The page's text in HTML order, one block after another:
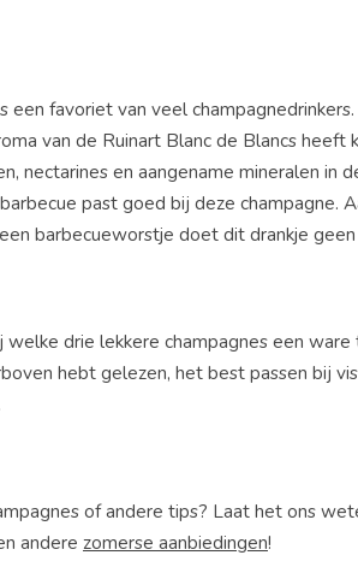
een favoriet van veel
van de Ruinart Blanc de Blancs
nectarines en aangename mineralen in
past goed bij deze
barbecueworstje doet dit drankje geen
drie lekkere champagnes een
hebt gelezen, het best passen bij
of andere tips? Laat het ons
andere zomerse aanbiedingen!